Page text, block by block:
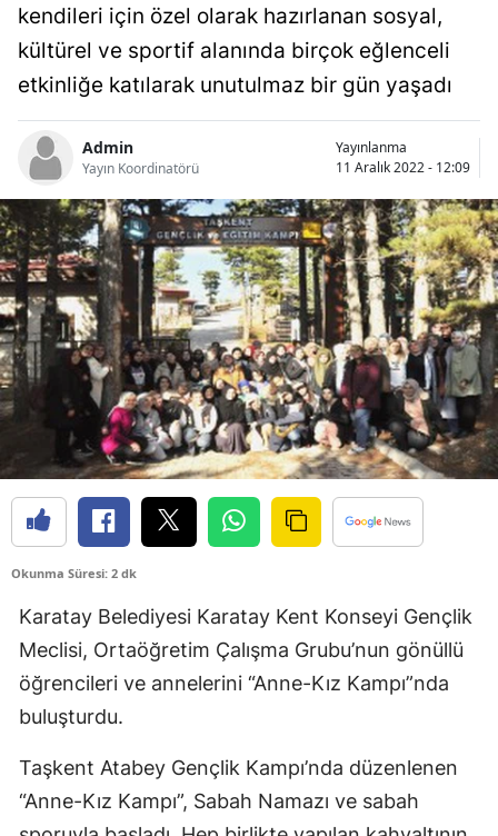
Balıkesir
Bilecik
Bingöl
Bitlis
Bolu
Burdur
Bursa
Çanakkale
Çankırı
Çorum
Denizli
Diyarbakır
Elazığ
Erzincan
Erzurum
kendileri için özel olarak hazırlanan sosyal,
kültürel ve sportif alanında birçok eğlenceli
etkinliğe katılarak unutulmaz bir gün yaşadı
Admin
Yayın Koordinatörü
Yayınlanma
11 Aralık 2022 - 12:09
Okunma Süresi: 2 dk
Karatay Belediyesi Karatay Kent Konseyi Gençlik
Meclisi, Ortaöğretim Çalışma Grubu’nun gönüllü
öğrencileri ve annelerini “Anne-Kız Kampı”nda
buluşturdu.
Taşkent Atabey Gençlik Kampı’nda düzenlenen
“Anne-Kız Kampı”, Sabah Namazı ve sabah